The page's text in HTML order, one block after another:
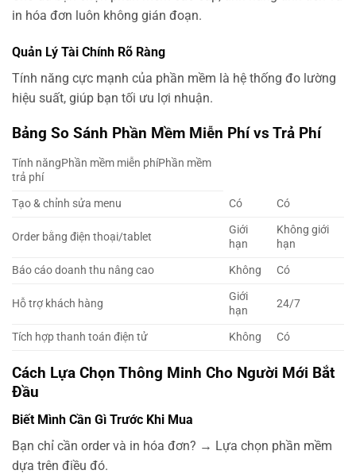
in hóa đơn luôn không gián đoạn.
Quản Lý Tài Chính Rõ Ràng
Tính năng cực mạnh của phần mềm là hệ thống đo lường
hiệu suất, giúp bạn tối ưu lợi nhuận.
Bảng So Sánh Phần Mềm Miễn Phí vs Trả Phí
Tính năngPhần mềm miễn phíPhần mềm
trả phí
Tạo & chỉnh sửa menu
Có Có
Order bằng điện thoại/tablet
Giới
hạn
Không giới
hạn
Báo cáo doanh thu nâng cao
Không Có
Hỗ trợ khách hàng
Giới
hạn
24/7
Tích hợp thanh toán điện tử Không Có
Cách Lựa Chọn Thông Minh Cho Người Mới Bắt
Đầu
Biết Mình Cần Gì Trước Khi Mua
Bạn chỉ cần order và in hóa đơn? → Lựa chọn phần mềm
dựa trên điều đó.